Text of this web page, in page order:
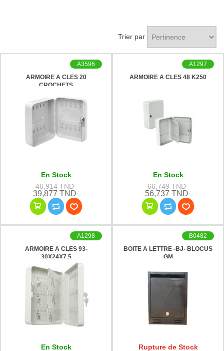
Trier par
ARMOIRE A CLES 20
CROCHETS
A3596
En Stock
46,914 TND
39,877 TND
ARMOIRE A CLES 48 K250
A1297
En Stock
66,749 TND
56,737 TND
ARMOIRE A CLES 93-
30X24X7.5
A1298
En Stock
BOITE A LETTRE -BJ- BLOCUS
GM
B0482
Rupture de Stock